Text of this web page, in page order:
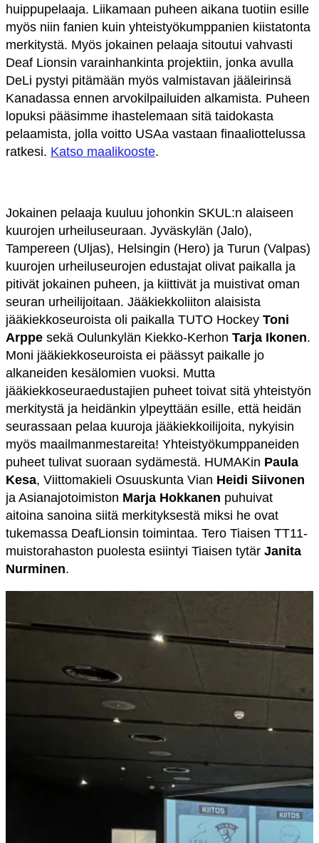
huippupelaaja. Liikamaan puheen aikana tuotiin esille
myös niin fanien kuin yhteistyökumppanien kiistatonta
merkitystä. Myös jokainen pelaaja sitoutui vahvasti
Deaf Lionsin varainhankinta projektiin, jonka avulla
DeLi pystyi pitämään myös valmistavan jääleirinsä
Kanadassa ennen arvokilpailuiden alkamista. Puheen
lopuksi pääsimme ihastelemaan sitä taidokasta
pelaamista, jolla voitto USAa vastaan finaaliottelussa
ratkesi. Katso maalikooste.
Jokainen pelaaja kuuluu johonkin SKUL:n alaiseen
kuurojen urheiluseuraan. Jyväskylän (Jalo),
Tampereen (Uljas), Helsingin (Hero) ja Turun (Valpas)
kuurojen urheiluseurojen edustajat olivat paikalla ja
pitivät jokainen puheen, ja kiittivät ja muistivat oman
seuran urheilijoitaan. Jääkiekkoliiton alaisista
jääkiekkoseuroista oli paikalla TUTO Hockey Toni
Arppe sekä Oulunkylän Kiekko-Kerhon Tarja Ikonen.
Moni jääkiekkoseuroista ei päässyt paikalle jo
alkaneiden kesälomien vuoksi. Mutta
jääkiekkoseuraedustajien puheet toivat sitä yhteistyön
merkitystä ja heidänkin ylpeyttään esille, että heidän
seurassaan pelaa kuuroja jääkiekkoilijoita, nykyisin
myös maailmanmestareita! Yhteistyökumppaneiden
puheet tulivat suoraan sydämestä. HUMAKin Paula
Kesa, Viittomakieli Osuuskunta Vian Heidi Siivonen
ja Asianajotoimiston Marja Hokkanen puhuivat
aitoina sanoina siitä merkityksestä miksi he ovat
tukemassa DeafLionsin toimintaa. Tero Tiaisen TT11-
muistorahaston puolesta esiintyi Tiaisen tytär Janita
Nurminen.